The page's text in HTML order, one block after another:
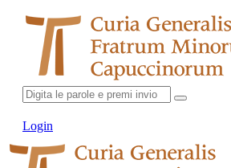
Login